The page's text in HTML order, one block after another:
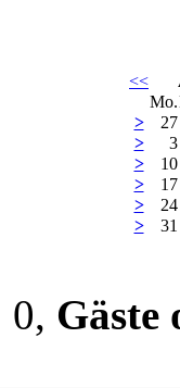
<<
Mo.
>
27
>
3
>
10
>
17
>
24
>
31
0, Gäste